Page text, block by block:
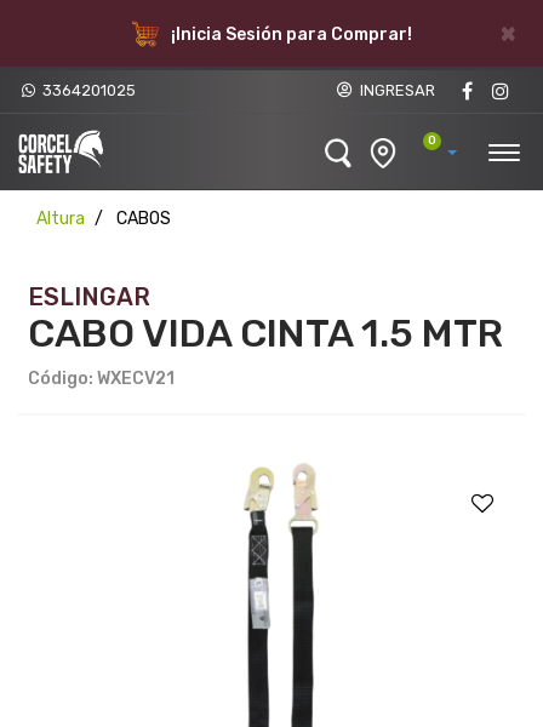
×
¡Inicia Sesión para Comprar!
3364201025 INGRESAR
0
Altura CABOS
ESLINGAR
CABO VIDA CINTA 1.5 MTR
Código: WXECV21